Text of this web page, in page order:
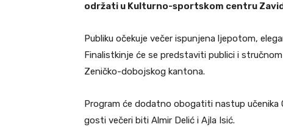
održati u Kulturno-sportskom centru
Publiku očekuje večer ispunjena ljepotom,
Finalistkinje će se predstaviti publici i
Zeničko-dobojskog kantona.
Program će dodatno obogatiti nastup učenika
gosti večeri biti Almir Delić i Ajla Isić.